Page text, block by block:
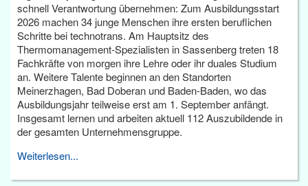
schnell Verantwortung übernehmen: Zum Ausbildungsstart
2026 machen 34 junge Menschen ihre ersten beruflichen
Schritte bei technotrans. Am Hauptsitz des
Thermomanagement-Spezialisten in Sassenberg treten 18
Fachkräfte von morgen ihre Lehre oder ihr duales Studium
an. Weitere Talente beginnen an den Standorten
Meinerzhagen, Bad Doberan und Baden-Baden, wo das
Ausbildungsjahr teilweise erst am 1. September anfängt.
Insgesamt lernen und arbeiten aktuell 112 Auszubildende in
der gesamten Unternehmensgruppe.
Weiterlesen...